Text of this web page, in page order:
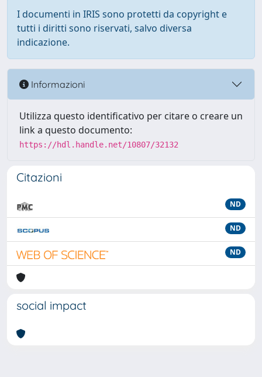
I documenti in IRIS sono protetti da copyright e
tutti i diritti sono riservati, salvo diversa
indicazione.
Informazioni
Utilizza questo identificativo per citare o creare un
link a questo documento:
https://hdl.handle.net/10807/32132
Citazioni
ND
ND
ND
social impact